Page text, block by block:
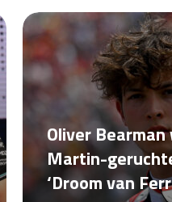
Oliver
Martin-
‘Droom van